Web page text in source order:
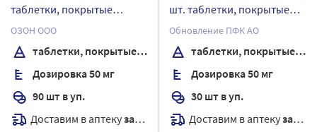
таблетки, покрытые
пленочной оболочкой
ОЗОН ООО
таблетки, покрытые пленочной оболочкой
Дозировка 50 мг
90 шт в уп.
Доставим в аптекузавтра
шт. таблетки, покрытые
пленочной оболочкой
Обновление ПФК АО
таблетки, покрытые пленочной оболочкой
Дозировка 50 мг
30 шт в уп.
Доставим в аптекузавтра